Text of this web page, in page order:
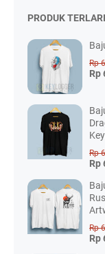
PRODUK
Rp
Rp
Rp
Rp
Rp
Rp